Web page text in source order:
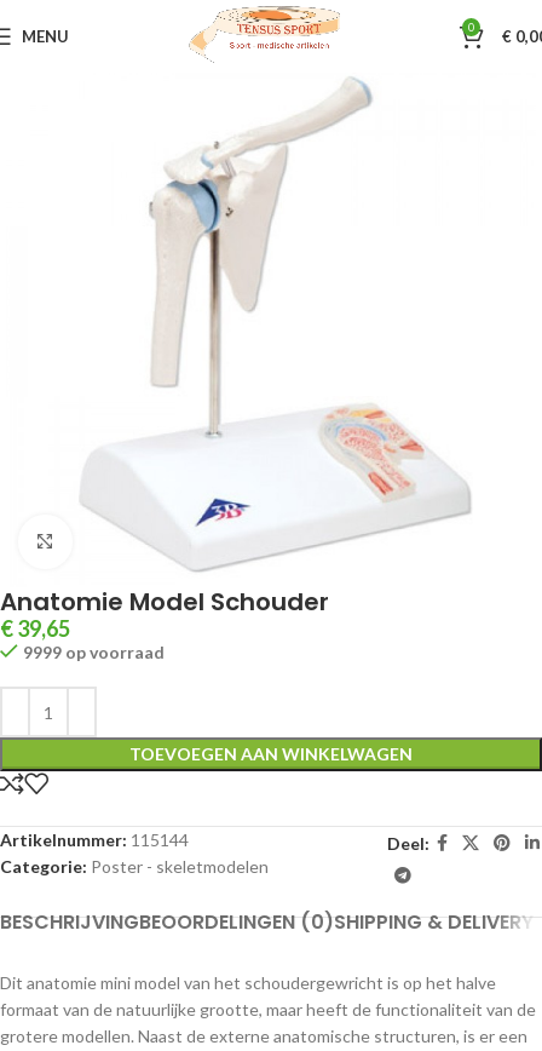
MENU 0 €
Home Sportmassage Poster - skeletmodelen
Klik om te vergroten
Anatomie Model Schouder
€39,65
9999 op voorraad
TOEVOEGEN AAN WINKELWAGEN
Artikelnummer: 115144
Categorie: Poster - skeletmodelen
Deel:
BESCHRIJVINGBEOORDELINGEN (0)SHIPPING & DELIVERY
Dit anatomie mini model van het schoudergewricht is op het halve
formaat van de natuurlijke grootte, maar heeft de functionaliteit van de
grotere modellen. Naast de externe anatomische structuren, is er een